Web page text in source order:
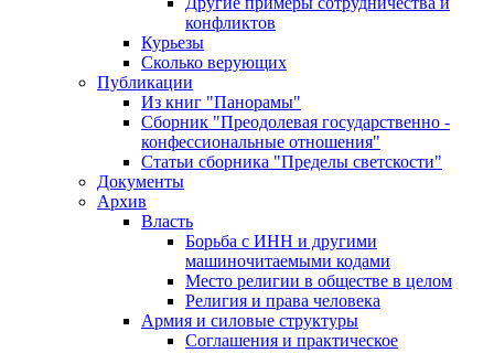
конфликтов
Курьезы
Сколько верующих
Публикации
Из книг "Панорамы"
Сборник "Преодолевая государственно -
конфессиональные отношения"
Статьи сборника "Пределы светскости"
Документы
Архив
Власть
Борьба с ИНН и другими
машиночитаемыми кодами
Место религии в обществе в целом
Религия и права человека
Армия и силовые структуры
Соглашения и практическое